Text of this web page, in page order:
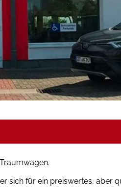
sich für ein preiswertes, aber